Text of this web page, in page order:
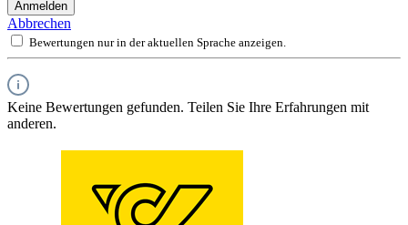
Anmelden
Abbrechen
Bewertungen nur in der aktuellen Sprache anzeigen.
Keine Bewertungen gefunden. Teilen Sie Ihre Erfahrungen mit
anderen.